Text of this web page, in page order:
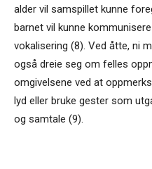
alder vil samspillet kunne
barnet vil kunne
vokalisering (8). Ved åtte, ni
også dreie seg om felles
omgivelsene ved at
lyd eller bruke gester som
og samtale (9).